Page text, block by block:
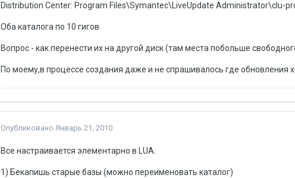
Distribution Center: Program Files\Symantec\LiveUpdate Administrator\clu-
Оба каталога по 10 гигов
Вопрос - как перенести их на другой диск (там места побольше
По моему,в процессе создания даже и не спрашивалось где обновления
Опубликовано Январь 21, 2010
Все настраивается элементарно в LUA.
1) Бекапишь старые базы (можно переименовать каталог)